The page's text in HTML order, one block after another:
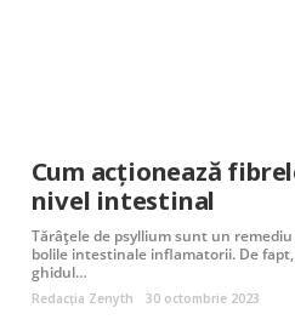
Cum acţionează
nivel intestinal
Tărâțele de psyllium sunt un
bolile intestinale inflamatorii. De
ghidul…
Redacția Zenyth 30 octombrie 2023